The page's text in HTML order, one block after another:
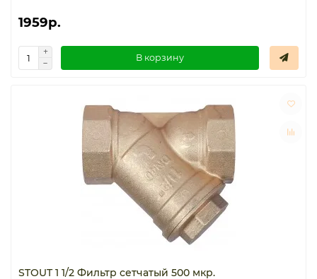
1959р.
В корзину
STOUT 1 1/2 Фильтр сетчатый 500 мкр.